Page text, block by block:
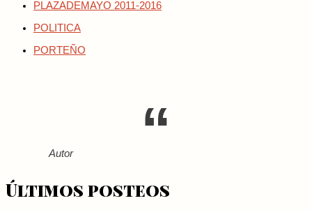
PLAZADEMAYO 2011-2016
POLITICA
PORTEÑO
Autor
Últimos posteos